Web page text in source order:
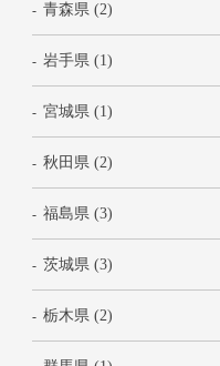
青森県 (2)
岩手県 (1)
宮城県 (1)
秋田県 (2)
福島県 (3)
茨城県 (3)
栃木県 (2)